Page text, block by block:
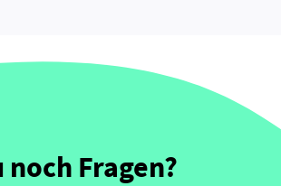
noch Fragen?